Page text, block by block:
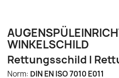
WINKELSCHILD
Rettungsschild |
Norm: DIN EN ISO 7010 E011